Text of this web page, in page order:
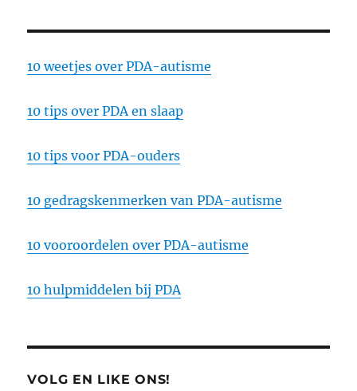
10 weetjes over PDA-autisme
10 tips over PDA en slaap
10 tips voor PDA-ouders
10 gedragskenmerken van PDA-autisme
10 vooroordelen over PDA-autisme
10 hulpmiddelen bij PDA
VOLG EN LIKE ONS!